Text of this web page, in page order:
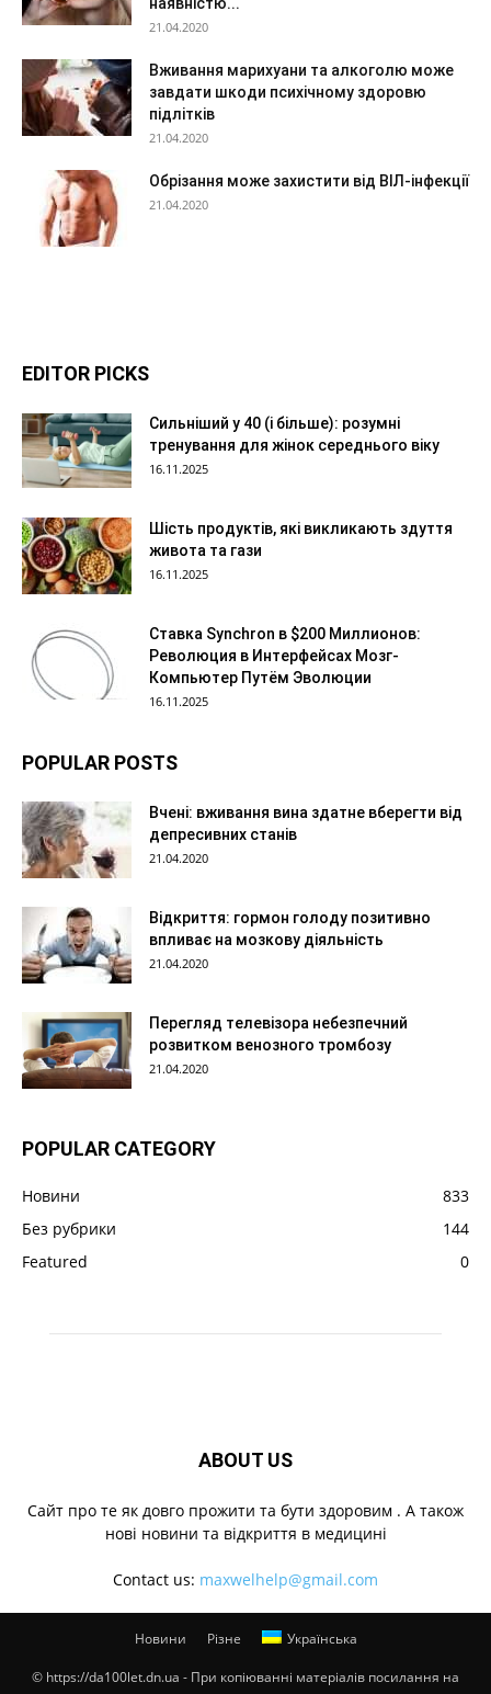
21.04.2020
Вживання марихуани та алкоголю може
завдати шкоди психічному здоровю
підлітків
21.04.2020
Обрізання може захистити від ВІЛ-інфекції
21.04.2020
EDITOR PICKS
Сильніший у 40 (і більше): розумні
тренування для жінок середнього віку
16.11.2025
Шість продуктів, які викликають здуття
живота та гази
16.11.2025
Ставка Synchron в $200 Миллионов:
Революция в Интерфейсах Мозг-
Компьютер Путём Эволюции
16.11.2025
POPULAR POSTS
Вчені: вживання вина здатне вберегти від
депресивних станів
21.04.2020
Відкриття: гормон голоду позитивно
впливає на мозкову діяльність
21.04.2020
Перегляд телевізора небезпечний
розвитком венозного тромбозу
21.04.2020
POPULAR CATEGORY
Новини
833
Без рубрики
144
Featured
0
ABOUT US
Cайт про те як довго прожити та бути здоровим . А також
нові новини та відкриття в медицині
Contact us: maxwelhelp@gmail.com
Новини Різне Українська
© https://da100let.dn.ua - При копіюванні матеріалів посилання на